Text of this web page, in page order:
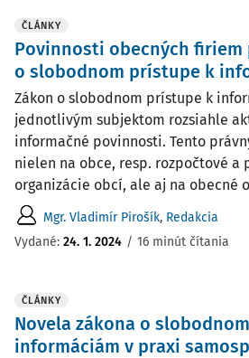
ČLÁNKY
Povinnosti obecných firiem
o slobodnom prístupe k
Zákon o slobodnom prístupe k
jednotlivým subjektom rozsiahle
informačné povinnosti. Tento
nielen na obce, resp. rozpočtové a
organizácie obcí, ale aj na obecné
Mgr. Vladimír Pirošík, Redakcia
Vydané: 24. 1. 2024 / 16 minút čítania
ČLÁNKY
Novela zákona o
informáciám v praxi